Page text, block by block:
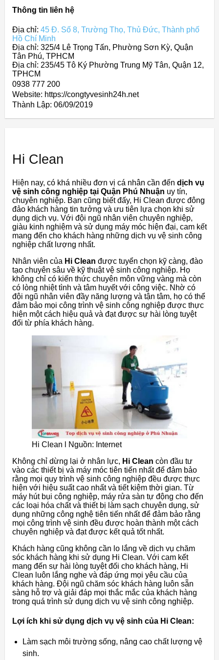
Thông tin liên hệ
Địa chỉ: 45 Đ. Số 8, Trường Thọ, Thủ Đức, Thành phố
Hồ Chí Minh
Địa chỉ: 325/4 Lê Trọng Tấn, Phường Sơn Kỳ, Quận
Tân Phú, TPHCM
Địa chỉ: 235/45 Tô Ký Phường Trung Mỹ Tân, Quận 12,
TPHCM
0938 777 200
Website: https://congtyvesinh24h.net
Thành Lập: 06/09/2019
Hi Clean
Hiện nay, có khá nhiều đơn vị cá nhân cần đến dịch vụ
vệ sinh công nghiệp tại Quận Phú Nhuận uy tín,
chuyên nghiệp. Bạn cũng biết đấy, Hi Clean được đông
đảo khách hàng tin tưởng và ưu tiên lựa chọn khi sử
dụng dịch vụ. Với đội ngũ nhân viên chuyên nghiệp,
giàu kinh nghiệm và sử dụng máy móc hiện đại, cam kết
mang đến cho khách hàng những dịch vụ vệ sinh công
nghiệp chất lượng nhất.
Nhân viên của Hi Clean được tuyển chọn kỹ càng, đào
tạo chuyên sâu về kỹ thuật vệ sinh công nghiệp. Họ
không chỉ có kiến thức chuyên môn vững vàng mà còn
có lòng nhiệt tình và tâm huyết với công việc. Nhờ có
đội ngũ nhân viên đầy năng lượng và tận tâm, họ có thể
đảm bảo mọi công trình vệ sinh công nghiệp được thực
hiện một cách hiệu quả và đạt được sự hài lòng tuyệt
đối từ phía khách hàng.
Hi Clean l Nguồn: Internet
Không chỉ dừng lại ở nhân lực, Hi Clean còn đầu tư
vào các thiết bị và máy móc tiên tiến nhất để đảm bảo
rằng mọi quy trình vệ sinh công nghiệp đều được thực
hiện với hiệu suất cao nhất và tiết kiệm thời gian. Từ
máy hút bụi công nghiệp, máy rửa sàn tự động cho đến
các loại hóa chất và thiết bị làm sạch chuyên dụng, sử
dụng những công nghệ tiên tiến nhất để đảm bảo rằng
mọi công trình vệ sinh đều được hoàn thành một cách
chuyên nghiệp và đạt được kết quả tốt nhất.
Khách hàng cũng không cần lo lắng về dịch vụ chăm
sóc khách hàng khi sử dụng Hi Clean. Với cam kết
mang đến sự hài lòng tuyệt đối cho khách hàng, Hi
Clean luôn lắng nghe và đáp ứng mọi yêu cầu của
khách hàng. Đội ngũ chăm sóc khách hàng luôn sẵn
sàng hỗ trợ và giải đáp mọi thắc mắc của khách hàng
trong quá trình sử dụng dịch vụ vệ sinh công nghiệp.
Lợi ích khi sử dụng dịch vụ vệ sinh của Hi Clean:
Làm sạch môi trường sống, nâng cao chất lượng vệ
sinh.